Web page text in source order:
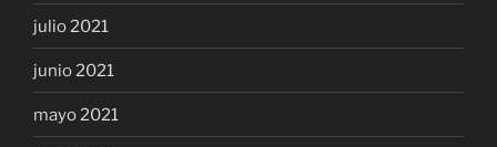
julio 2021
junio 2021
mayo 2021